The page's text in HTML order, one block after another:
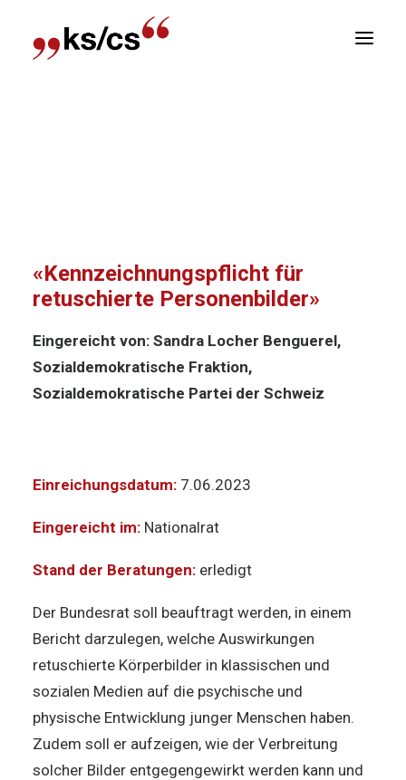
«Kennzeichnungspflicht für
retuschierte Personenbilder»
Eingereicht von: Sandra Locher Benguerel,
Sozialdemokratische Fraktion,
Sozialdemokratische Partei der Schweiz
Einreichungsdatum: 7.06.2023
Eingereicht im: Nationalrat
Stand der Beratungen: erledigt
Der Bundesrat soll beauftragt werden, in einem
Bericht darzulegen, welche Auswirkungen
retuschierte Körperbilder in klassischen und
sozialen Medien auf die psychische und
physische Entwicklung junger Menschen haben.
Zudem soll er aufzeigen, wie der Verbreitung
solcher Bilder entgegengewirkt werden kann und